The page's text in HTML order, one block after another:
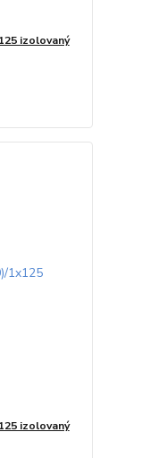
izolovaný
izolovaný